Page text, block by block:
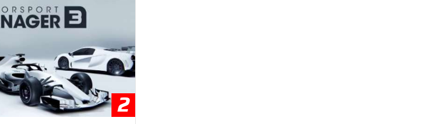
2